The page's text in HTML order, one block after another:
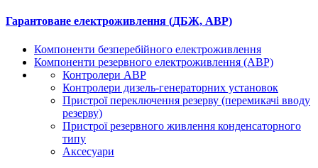
Гарантоване електроживлення (ДБЖ, АВР)
Компоненти безперебійного електроживлення
Компоненти резервного електроживлення (АВР)
Контролери АВР
Контролери дизель-генераторних установок
Пристрої переключення резерву (перемикачі вводу
резерву)
Пристрої резервного живлення конденсаторного
типу
Аксесуари